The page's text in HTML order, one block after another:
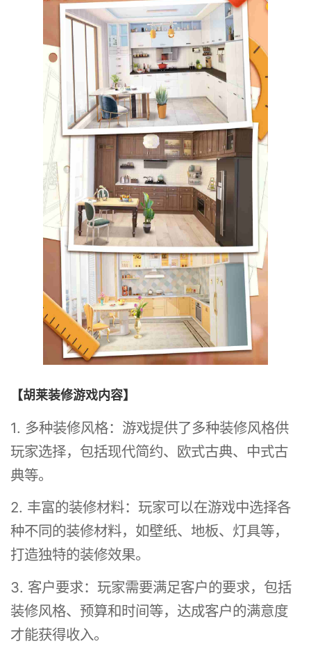
【胡莱装修游戏内容】
1. 多种装修风格：游戏提供了多种装修风格供
玩家选择，包括现代简约、欧式古典、中式古
典等。
2. 丰富的装修材料：玩家可以在游戏中选择各
种不同的装修材料，如壁纸、地板、灯具等，
打造独特的装修效果。
3. 客户要求：玩家需要满足客户的要求，包括
装修风格、预算和时间等，达成客户的满意度
才能获得收入。